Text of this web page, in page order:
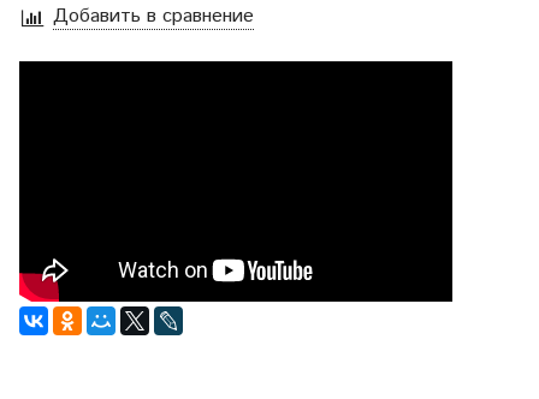
Добавить в сравнение